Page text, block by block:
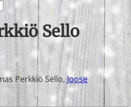
Sello
Perkkiö Sello,Joose